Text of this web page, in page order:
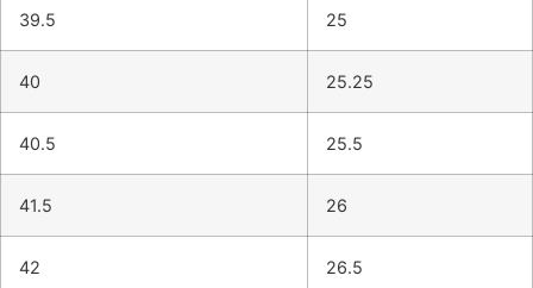
39.5 25
40 25.25
40.5 25.5
41.5 26
42 26.5